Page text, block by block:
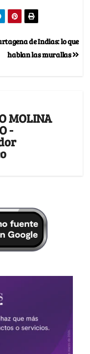
de Indias: lo que
hablan las murallas
MOLINA
-